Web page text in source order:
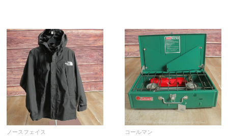
ノースフェイス コールマン